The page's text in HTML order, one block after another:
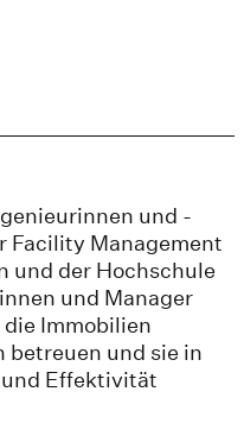
und -
Facility Management
und der Hochschule
und Manager
Immobilien
betreuen und sie in
Effektivität